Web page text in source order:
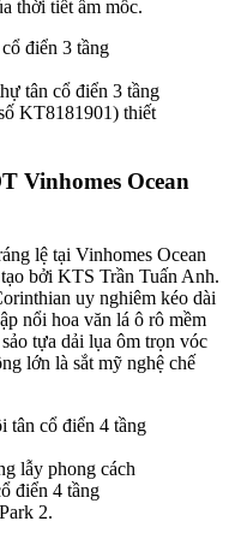
thời tiết ẩm mốc.
tân cổ điển 3 tầng
KT8181901) thiết
Vinhomes Ocean
lệ tại Vinhomes Ocean
bởi KTS Trần Tuấn Anh.
uy nghiêm kéo dài
nổi hoa văn lá ô rô mềm
tựa dải lụa ôm trọn vóc
lớn là sắt mỹ nghệ chế
lẫy phong cách
điển 4 tầng
2.